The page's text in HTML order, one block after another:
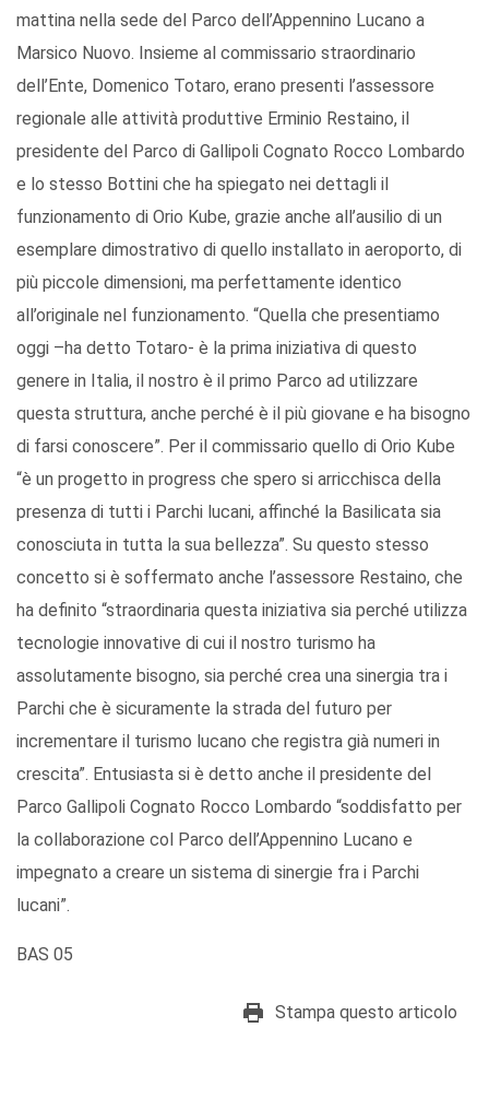
mattina nella sede del Parco dell’Appennino Lucano a
Marsico Nuovo. Insieme al commissario straordinario
dell’Ente, Domenico Totaro, erano presenti l’assessore
regionale alle attività produttive Erminio Restaino, il
presidente del Parco di Gallipoli Cognato Rocco Lombardo
e lo stesso Bottini che ha spiegato nei dettagli il
funzionamento di Orio Kube, grazie anche all’ausilio di un
esemplare dimostrativo di quello installato in aeroporto, di
più piccole dimensioni, ma perfettamente identico
all’originale nel funzionamento. “Quella che presentiamo
oggi –ha detto Totaro- è la prima iniziativa di questo
genere in Italia, il nostro è il primo Parco ad utilizzare
questa struttura, anche perché è il più giovane e ha bisogno
di farsi conoscere”. Per il commissario quello di Orio Kube
“è un progetto in progress che spero si arricchisca della
presenza di tutti i Parchi lucani, affinché la Basilicata sia
conosciuta in tutta la sua bellezza”. Su questo stesso
concetto si è soffermato anche l’assessore Restaino, che
ha definito “straordinaria questa iniziativa sia perché utilizza
tecnologie innovative di cui il nostro turismo ha
assolutamente bisogno, sia perché crea una sinergia tra i
Parchi che è sicuramente la strada del futuro per
incrementare il turismo lucano che registra già numeri in
crescita”. Entusiasta si è detto anche il presidente del
Parco Gallipoli Cognato Rocco Lombardo “soddisfatto per
la collaborazione col Parco dell’Appennino Lucano e
impegnato a creare un sistema di sinergie fra i Parchi
lucani”.
BAS 05
Stampa questo articolo